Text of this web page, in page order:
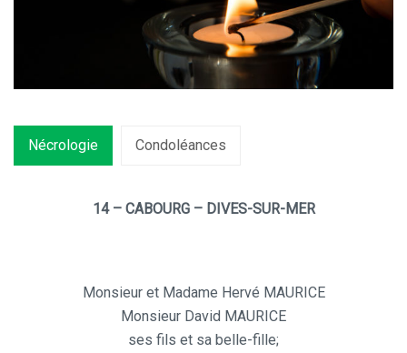
Nécrologie Condoléances
14 – CABOURG – DIVES-SUR-MER
Monsieur et Madame Hervé MAURICE
Monsieur David MAURICE
ses fils et sa belle-fille;